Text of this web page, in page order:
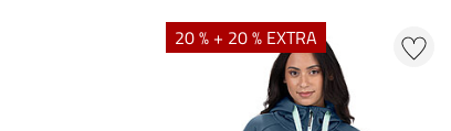
20 % + 20 % EXTRA